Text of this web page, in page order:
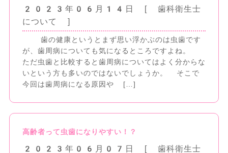
2023年06月14日
[ 歯科衛生士
について ]
歯の健康というとまず思い浮かぶのは虫歯です
が、歯周病についても気になるところですよね。
ただ虫歯と比較すると歯周病についてはよく分からな
いという方も多いのではないでしょうか。 そこで
今回は歯周病になる原因や […]
高齢者って虫歯になりやすい！？
2023年06月07日 [ 歯科衛生士